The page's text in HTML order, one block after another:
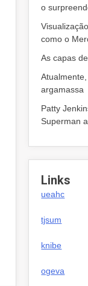
o
como o
As capas
argamassa
Patty
Superman
Links
ueahc
tjsum
knibe
ogeva